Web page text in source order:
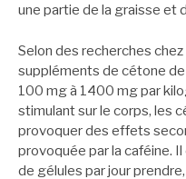
une partie de la graisse et
Selon des recherches
suppléments de cétone
100 mg à 1400 mg par
stimulant sur le corps, les
provoquer des effets
provoquée par la caféine.
de gélules par jour